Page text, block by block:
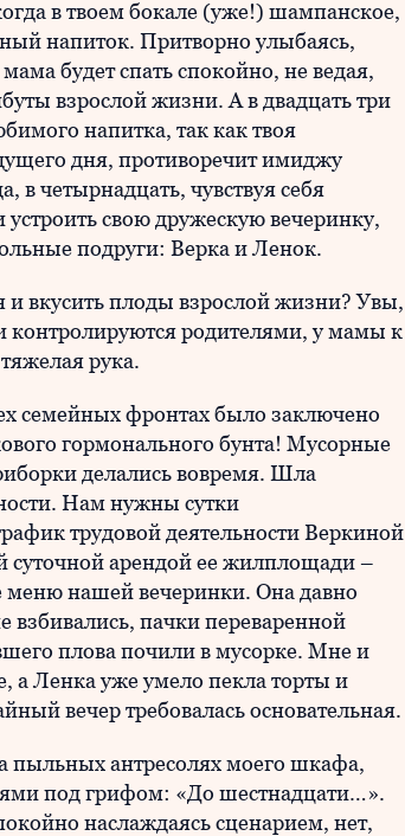
в твоем бокале (уже!) шампанское,
напиток. Притворно улыбаясь,
будет спать спокойно, не ведая,
взрослой жизни. А в двадцать три
напитка, так как твоя
дня, противоречит имиджу
четырнадцать, чувствуя себя
свою дружескую вечеринку,
подруги: Верка и Ленок.
и вкусить плоды взрослой жизни? Увы,
контролируются родителями, у мамы к
рука.
семейных фронтах было заключено
гормонального бунта! Мусорные
делались вовремя. Шла
Нам нужны сутки
трудовой деятельности Веркиной
арендой ее жилплощади –
меню нашей вечеринки. Она давно
взбивались, пачки переваренной
плова почили в мусорке. Мне и
а Ленка уже умело пекла торты и
вечер требовалась основательная.
пыльных антресолях моего шкафа,
под грифом: «До шестнадцати…».
наслаждаясь сценарием, нет,